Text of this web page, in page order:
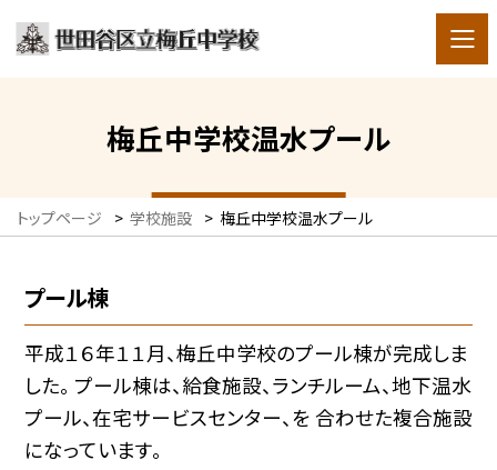
梅丘中学校温水プール
トップページ > 学校施設 > 梅丘中学校温水プール
プール棟
平成１６年１１月、梅丘中学校のプール棟が完成しま
した。 プール棟は、給食施設、ランチルーム、地下温水
プール、在宅サービスセンター、を 合わせた複合施設
になっています。